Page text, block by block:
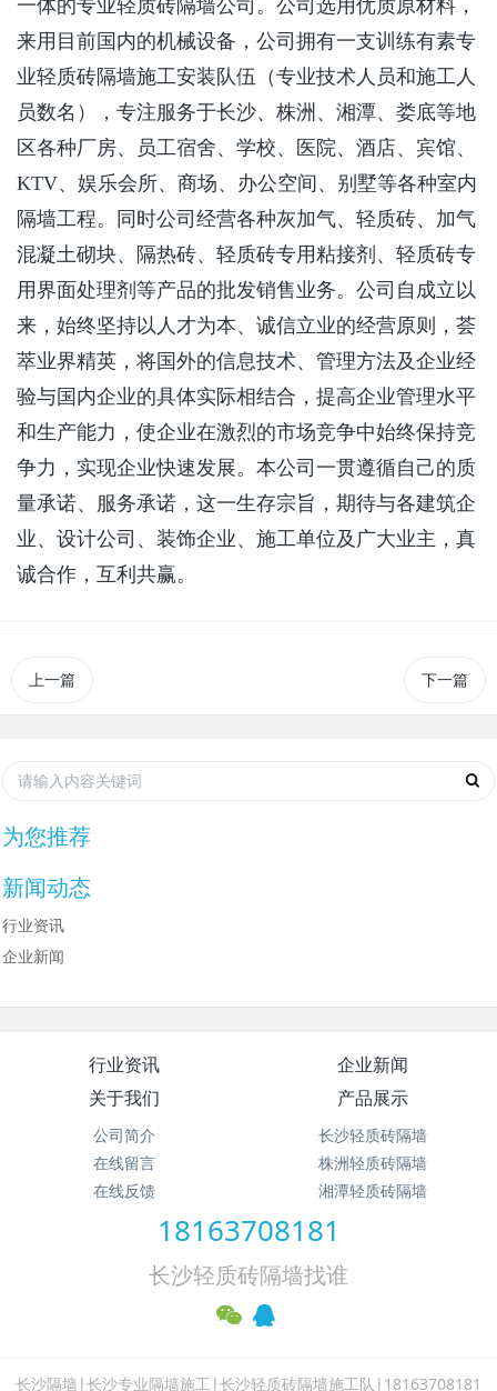
一体的专业轻质砖隔墙公司。公司选用优质原材料，
来用目前国内的机械设备，公司拥有一支训练有素专
业轻质砖隔墙施工安装队伍（专业技术人员和施工人
员数名），专注服务于长沙、株洲、湘潭、娄底等地
区各种厂房、员工宿舍、学校、医院、酒店、宾馆、
KTV、娱乐会所、商场、办公空间、别墅等各种室内
隔墙工程。同时公司经营各种灰加气、轻质砖、加气
混凝土砌块、隔热砖、轻质砖专用粘接剂、轻质砖专
用界面处理剂等产品的批发销售业务。公司自成立以
来，始终坚持以人才为本、诚信立业的经营原则，荟
萃业界精英，将国外的信息技术、管理方法及企业经
验与国内企业的具体实际相结合，提高企业管理水平
和生产能力，使企业在激烈的市场竞争中始终保持竞
争力，实现企业快速发展。本公司一贯遵循自己的质
量承诺、服务承诺，这一生存宗旨，期待与各建筑企
业、设计公司、装饰企业、施工单位及广大业主，真
诚合作，互利共赢。
上一篇 下一篇
为您推荐
新闻动态
行业资讯
企业新闻
行业资讯
企业新闻
关于我们
公司简介
在线留言
在线反馈
产品展示
长沙轻质砖隔墙
株洲轻质砖隔墙
湘潭轻质砖隔墙
18163708181
长沙轻质砖隔墙找谁
长沙隔墙|长沙专业隔墙施工|长沙轻质砖隔墙施工队|18163708181